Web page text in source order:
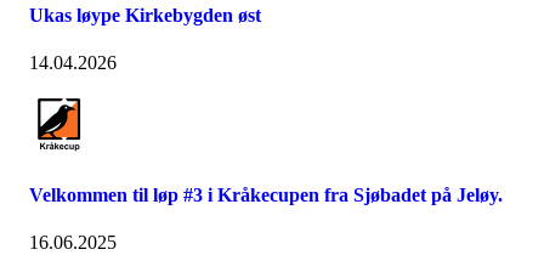
Ukas løype Kirkebygden øst
14.04.2026
Velkommen til løp #3 i Kråkecupen fra Sjøbadet på Jeløy.
16.06.2025